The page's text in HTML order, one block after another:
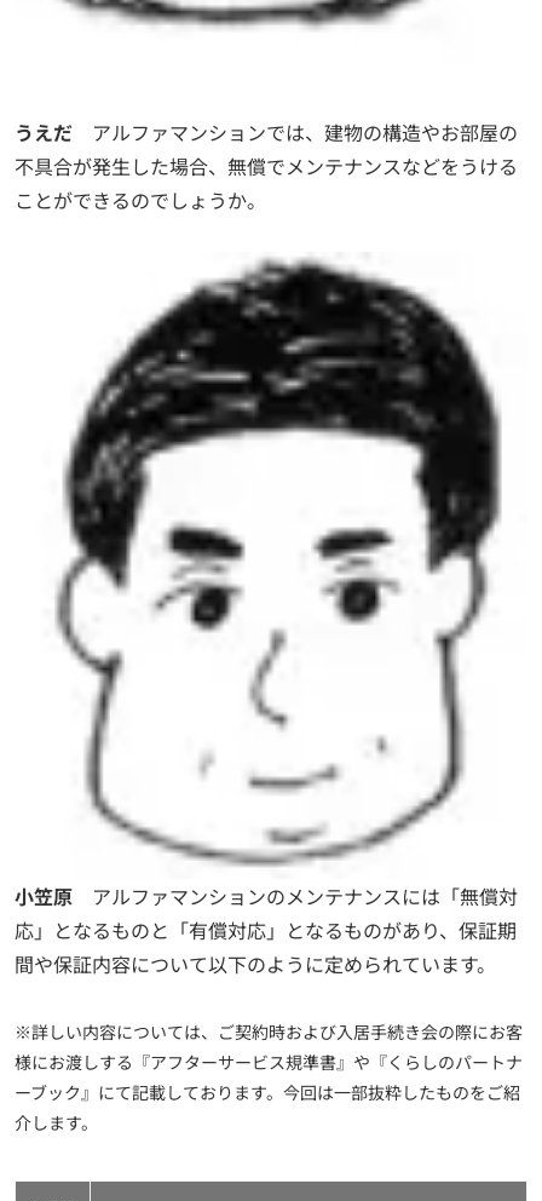
うえだ アルファマンションでは、建物の構造やお部屋の
不具合が発生した場合、無償でメンテナンスなどをうける
ことができるのでしょうか。
小笠原 アルファマンションのメンテナンスには「無償対
応」となるものと「有償対応」となるものがあり、保証期
間や保証内容について以下のように定められています。
※詳しい内容については、ご契約時および入居手続き会の際にお客
様にお渡しする『アフターサービス規準書』や『くらしのパートナ
ーブック』にて記載しております。今回は一部抜粋したものをご紹
介します。